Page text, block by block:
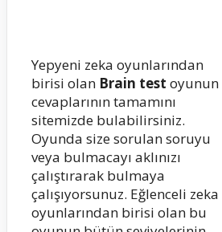
Yepyeni zeka oyunlarından
birisi olan Brain test oyunun
cevaplarının tamamını
sitemizde bulabilirsiniz.
Oyunda size sorulan soruyu
veya bulmacayı aklınızı
çalıştırarak bulmaya
çalışıyorsunuz. Eğlenceli zeka
oyunlarından birisi olan bu